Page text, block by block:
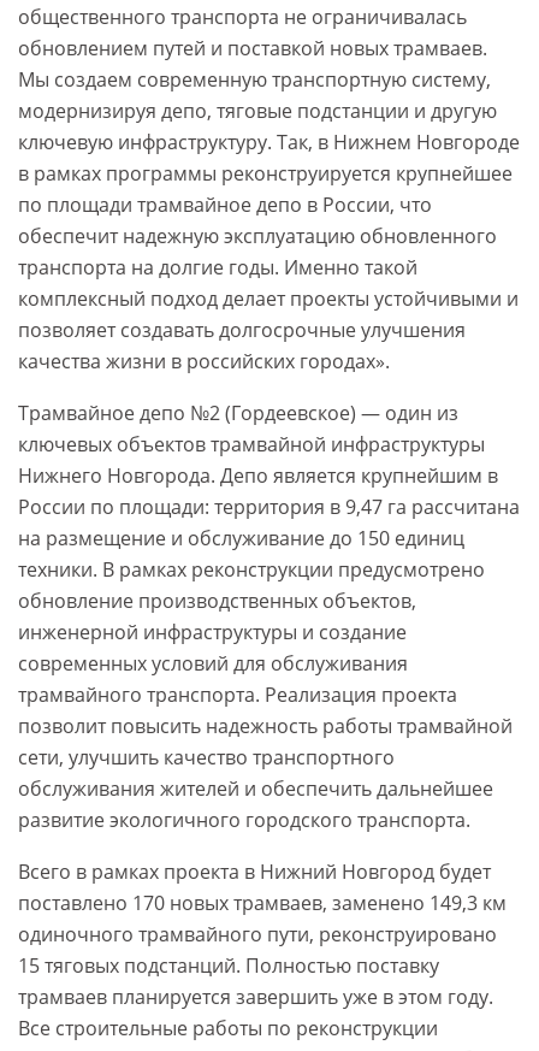
общественного транспорта не ограничивалась
обновлением путей и поставкой новых трамваев.
Мы создаем современную транспортную систему,
модернизируя депо, тяговые подстанции и другую
ключевую инфраструктуру. Так, в Нижнем Новгороде
в рамках программы реконструируется крупнейшее
по площади трамвайное депо в России, что
обеспечит надежную эксплуатацию обновленного
транспорта на долгие годы. Именно такой
комплексный подход делает проекты устойчивыми и
позволяет создавать долгосрочные улучшения
качества жизни в российских городах».
Трамвайное депо №2 (Гордеевское) — один из
ключевых объектов трамвайной инфраструктуры
Нижнего Новгорода. Депо является крупнейшим в
России по площади: территория в 9,47 га рассчитана
на размещение и обслуживание до 150 единиц
техники. В рамках реконструкции предусмотрено
обновление производственных объектов,
инженерной инфраструктуры и создание
современных условий для обслуживания
трамвайного транспорта. Реализация проекта
позволит повысить надежность работы трамвайной
сети, улучшить качество транспортного
обслуживания жителей и обеспечить дальнейшее
развитие экологичного городского транспорта.
Всего в рамках проекта в Нижний Новгород будет
поставлено 170 новых трамваев, заменено 149,3 км
одиночного трамвайного пути, реконструировано
15 тяговых подстанций. Полностью поставку
трамваев планируется завершить уже в этом году.
Все строительные работы по реконструкции